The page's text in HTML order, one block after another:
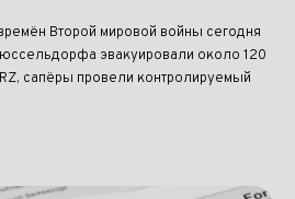
Второй мировой войны сегодня
эвакуировали около 120
сапёры провели контролируемый